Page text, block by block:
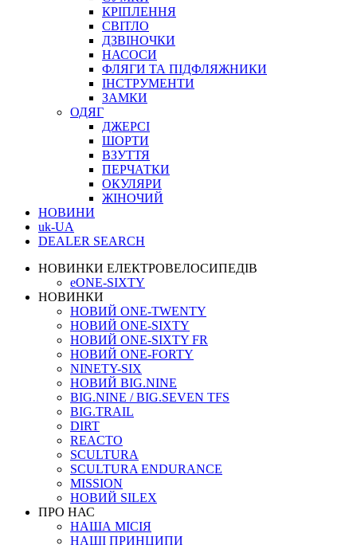
КРІПЛЕННЯ
СВІТЛО
ДЗВІНОЧКИ
НАСОСИ
ФЛЯГИ ТА ПІДФЛЯЖНИКИ
ІНСТРУМЕНТИ
ЗАМКИ
ОДЯГ
ДЖЕРСІ
ШОРТИ
ВЗУТТЯ
ПЕРЧАТКИ
ОКУЛЯРИ
ЖІНОЧИЙ
НОВИНИ
uk-UA
DEALER SEARCH
НОВИНКИ ЕЛЕКТРОВЕЛОСИПЕДІВ
eONE-SIXTY
НОВИНКИ
НОВИЙ ONE-TWENTY
НОВИЙ ONE-SIXTY
НОВИЙ ONE-SIXTY FR
НОВИЙ ONE-FORTY
NINETY-SIX
НОВИЙ BIG.NINE
BIG.NINE / BIG.SEVEN TFS
BIG.TRAIL
DIRT
REACTO
SCULTURA
SCULTURA ENDURANCE
MISSION
НОВИЙ SILEX
ПРО НАС
НАША МICIЯ
НАШI ПРИНЦИПИ